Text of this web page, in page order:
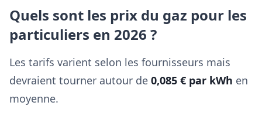
Quels sont les prix du gaz pour les
particuliers en 2026 ?
Les tarifs varient selon les fournisseurs mais
devraient tourner autour de 0,085 € par kWh en
moyenne.